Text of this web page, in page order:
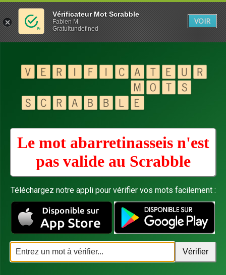
Le mot abarretinasseis n'est
pas valide au Scrabble
Téléchargez notre appli pour vérifier vos mots facilement :
Vérificateur Mot Scrabble
Fabien M
Gratuitundefined
VOIR